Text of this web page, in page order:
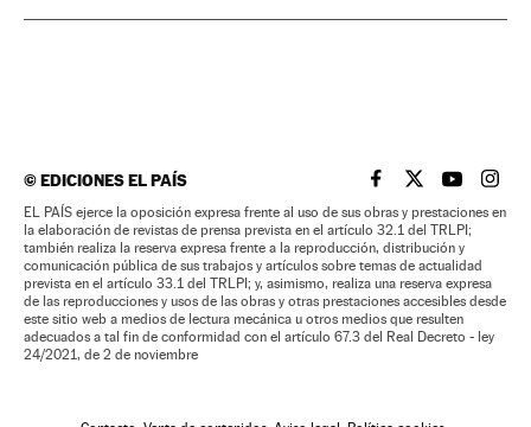
©EDICIONES EL PAÍS EL PAÍS BRASIL EN
EL PAÍSEL PAÍS
EL
EL PAÍS ejerce la oposición expresa frente al uso de sus obras y prestaciones en
la elaboración de revistas de prensa prevista en el artículo 32.1 del TRLPI;
también realiza la reserva expresa frente a la reproducción, distribución y
comunicación pública de sus trabajos y artículos sobre temas de actualidad
prevista en el artículo 33.1 del TRLPI; y, asimismo, realiza una reserva expresa
de las reproducciones y usos de las obras y otras prestaciones accesibles desde
este sitio web a medios de lectura mecánica u otros medios que resulten
adecuados a tal fin de conformidad con el artículo 67.3 del Real Decreto - ley
24/2021, de 2 de noviembre